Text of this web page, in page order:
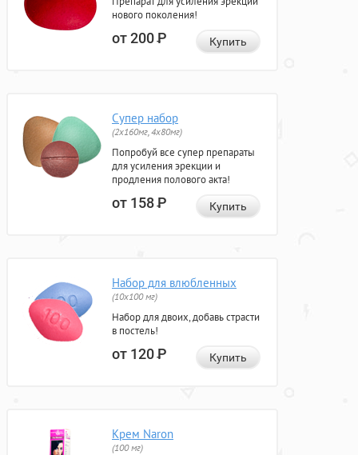
нового поколения!
от 200Р Купить
Супер набор
(2х160мг, 4х80мг)
Попробуй все супер препараты
для усиления эрекции и
продления полового акта!
от 158Р Купить
Набор для влюбленных
(10х100 мг)
Набор для двоих, добавь страсти
в постель!
от 120Р Купить
Крем Naron
(100 мг)